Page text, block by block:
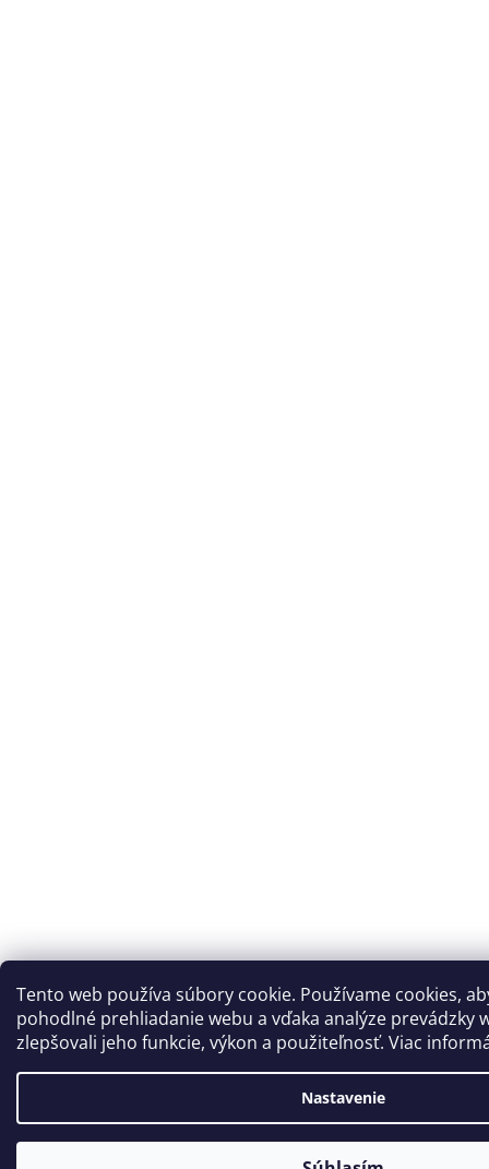
Tento web používa súbory cookie. Používame cookies,
pohodlné prehliadanie webu a vďaka analýze prevádzky
zlepšovali jeho funkcie, výkon a použiteľnosť. Viac
Nastavenie